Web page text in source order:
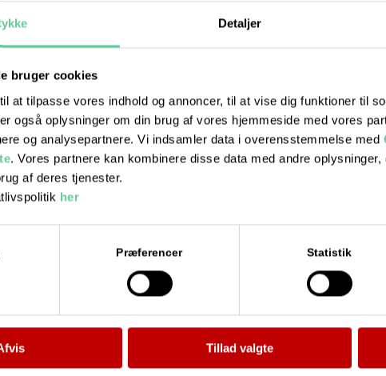
Detaljer
bruger cookies
at tilpasse vores indhold og annoncer, til at vise dig funktioner til
også oplysninger om din brug af vores hjemmeside med vores
og analysepartnere. Vi indsamler data i overensstemmelse med
. Vores partnere kan kombinere disse data med andre
af deres tjenester.
her
Præferencer Statistik
Tillad valgte
af:
Ydelser
Bil kørekort
MC kørekort
B/E Trailerkørekort